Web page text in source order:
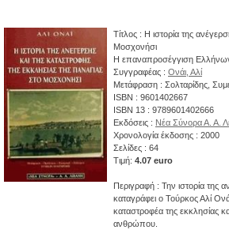
Τίτλος : Η ιστορία της
Μοσχονήσι
Η επαναπροσέγγιση
Συγγραφέας : Ονάι, Αλί
Μετάφραση : Σολταρίδης,
ISBN : 9601402667
ISBN 13 : 9789601402666
Εκδόσεις : Νέα Σύνορα Α. Α.
Χρονολογία έκδοσης : 2000
Σελίδες : 64
Τιμή: 4.07 euro
Περιγραφή : Την ιστορία της
καταγράφει ο Τούρκος Αλί
καταστροφέα της εκκλησίας
ανθρώπου.